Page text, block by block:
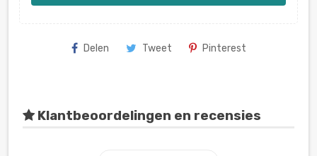
Delen Tweet Pinterest
Klantbeoordelingen en recensies